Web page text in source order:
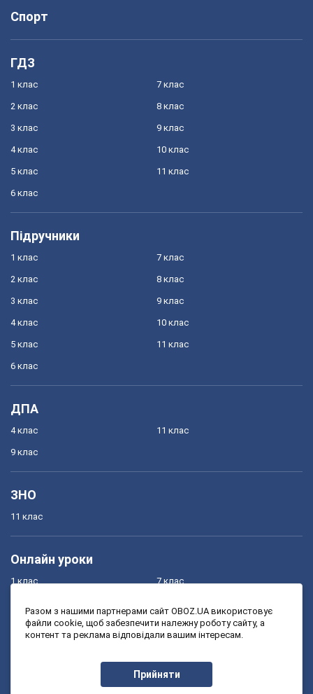
Спорт
ГДЗ
1 клас
2 клас
3 клас
4 клас
5 клас
6 клас
7 клас
8 клас
9 клас
10 клас
11 клас
Підручники
1 клас
2 клас
3 клас
4 клас
5 клас
6 клас
7 клас
8 клас
9 клас
10 клас
11 клас
ДПА
4 клас
9 клас
11 клас
ЗНО
11 клас
Онлайн уроки
1 клас
3 клас
7 клас
9 клас
Разом з нашими партнерами сайт OBOZ.UA використовує
файли cookie, щоб забезпечити належну роботу сайту, а
контент та реклама відповідали вашим інтересам.
Прийняти